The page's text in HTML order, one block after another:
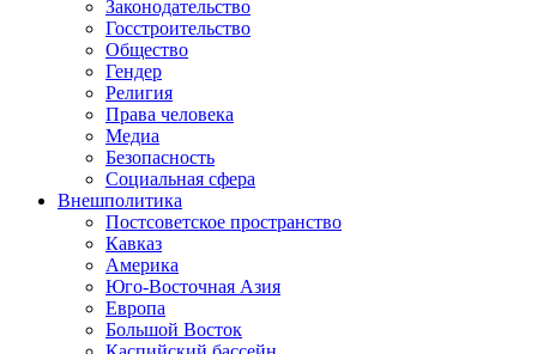
Законодательство
Госстроительство
Общество
Гендер
Религия
Права человека
Медиа
Безопасность
Социальная сфера
Внешполитика
Постсоветское пространство
Кавказ
Америка
Юго-Восточная Азия
Европа
Большой Восток